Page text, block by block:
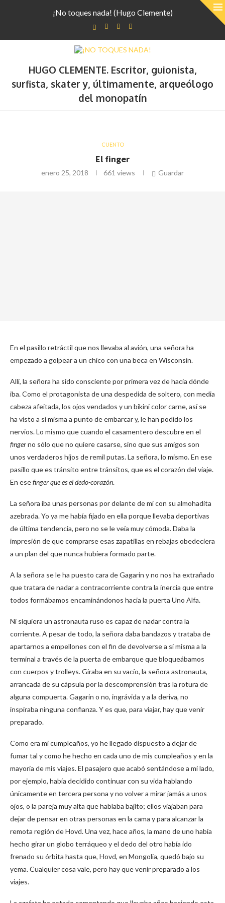
¡No toques nada! (Hugo Clemente)
HUGO CLEMENTE. Escritor, guionista,
surfista, skater y, últimamente, arqueólogo
del monopatín
CUENTO
El finger
enero 25, 2018 661 views Guardar
En el pasillo retráctil que nos llevaba al avión, una señora ha
empezado a golpear a un chico con una beca en Wisconsin.
Allí, la señora ha sido consciente por primera vez de hacia dónde
iba. Como el protagonista de una despedida de soltero, con media
cabeza afeitada, los ojos vendados y un bikini color carne, así se
ha visto a sí misma a punto de embarcar y, le han podido los
nervios. Lo mismo que cuando el casamentero descubre en el
fingerno sólo que no quiere casarse, sino que sus amigos son
unos verdaderos hijos de remil putas. La señora, lo mismo. En ese
pasillo que es tránsito entre tránsitos, que es el corazón del viaje.
En esefinger que es eldedo-corazón.
La señora iba unas personas por delante de mí con su almohadita
azebrada. Yo ya me había fijado en ella porque llevaba deportivas
de última tendencia, pero no se le veía muy cómoda. Daba la
impresión de que comprarse esas zapatillas en rebajas obedeciera
a un plan del que nunca hubiera formado parte.
A la señora se le ha puesto cara de Gagarin y no nos ha extrañado
que tratara de nadar a contracorriente contra la inercia que entre
todos formábamos encaminándonos hacia la puerta Uno Alfa.
Ni siquiera un astronauta ruso es capaz de nadar contra la
corriente. A pesar de todo, la señora daba bandazos y trataba de
apartarnos a empellones con el fin de devolverse a sí misma a la
terminal a través de la puerta de embarque que bloqueábamos
con cuerpos y trolleys. Giraba en su vacío, la señora astronauta,
arrancada de su cápsula por la descomprensión tras la rotura de
alguna compuerta. Gagarin o no, ingrávida y a la deriva, no
inspiraba ninguna confianza. Y es que, para viajar, hay que venir
preparado.
Como era mi cumpleaños, yo he llegado dispuesto a dejar de
fumar tal y como he hecho en cada uno de mis cumpleaños y en la
mayoría de mis viajes. El pasajero que acabó sentándose a mi lado,
por ejemplo, había decidido continuar con su vida hablando
únicamente en tercera persona y no volver a mirar jamás a unos
ojos, o la pareja muy alta que hablaba bajito; ellos viajaban para
dejar de pensar en otras personas en la cama y para alcanzar la
remota región de Hovd. Una vez, hace años, la mano de uno había
hecho girar un globo terráqueo y el dedo del otro había ido
frenado su órbita hasta que, Hovd, en Mongolia, quedó bajo su
yema. Cualquier cosa vale, pero hay que venir preparado a los
viajes.